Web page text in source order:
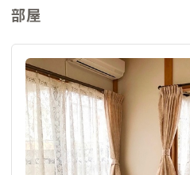
部屋